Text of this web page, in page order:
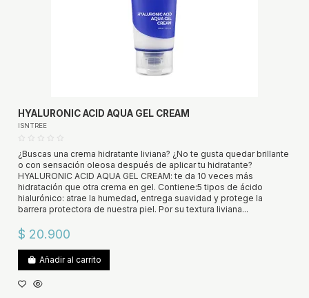
HYALURONIC ACID AQUA GEL CREAM
ISNTREE
¿Buscas una crema hidratante liviana? ¿No te gusta quedar brillante
o con sensación oleosa después de aplicar tu hidratante?
HYALURONIC ACID AQUA GEL CREAM: te da 10 veces más
hidratación que otra crema en gel. Contiene:5 tipos de ácido
hialurónico: atrae la humedad, entrega suavidad y protege la
barrera protectora de nuestra piel. Por su textura liviana...
$ 20.900
Añadir al carrito